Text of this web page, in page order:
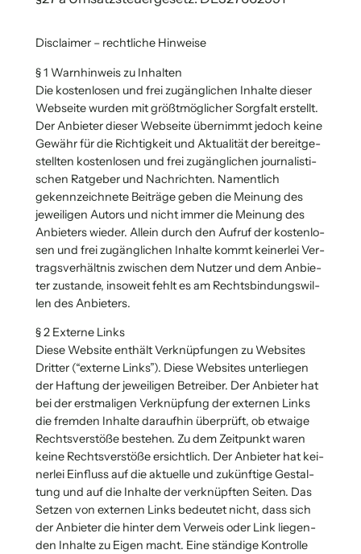
Dis­clai­mer – recht­li­che Hin­wei­se
§ 1 Warn­hin­weis zu Inhal­ten
Die kos­ten­lo­sen und frei zugäng­li­chen Inhal­te die­ser
Web­sei­te wur­den mit größt­mög­li­cher Sorg­falt erstellt.
Der Anbie­ter die­ser Web­sei­te über­nimmt jedoch kei­ne
Gewähr für die Rich­tig­keit und Aktua­li­tät der bereit­ge­
stell­ten kos­ten­lo­sen und frei zugäng­li­chen jour­na­lis­ti­
schen Rat­ge­ber und Nach­rich­ten. Nament­lich
gekenn­zeich­ne­te Bei­trä­ge geben die Mei­nung des
jewei­li­gen Autors und nicht immer die Mei­nung des
Anbie­ters wie­der. Allein durch den Auf­ruf der kos­ten­lo­
sen und frei zugäng­li­chen Inhal­te kommt kei­ner­lei Ver­
trags­ver­hält­nis zwi­schen dem Nut­zer und dem Anbie­
ter zustan­de, inso­weit fehlt es am Rechts­bin­dungs­wil­
len des Anbie­ters.
§ 2 Exter­ne Links
Die­se Web­site ent­hält Ver­knüp­fun­gen zu Web­sites
Drit­ter (“exter­ne Links”). Die­se Web­sites unter­lie­gen
der Haf­tung der jewei­li­gen Betrei­ber. Der Anbie­ter hat
bei der erst­ma­li­gen Ver­knüp­fung der exter­nen Links
die frem­den Inhal­te dar­auf­hin über­prüft, ob etwa­ige
Rechts­ver­stö­ße bestehen. Zu dem Zeit­punkt waren
kei­ne Rechts­ver­stö­ße ersicht­lich. Der Anbie­ter hat kei­
ner­lei Ein­fluss auf die aktu­el­le und zukünf­ti­ge Gestal­
tung und auf die Inhal­te der ver­knüpf­ten Sei­ten. Das
Set­zen von exter­nen Links bedeu­tet nicht, dass sich
der Anbie­ter die hin­ter dem Ver­weis oder Link lie­gen­
den Inhal­te zu Eigen macht. Eine stän­di­ge Kon­trol­le